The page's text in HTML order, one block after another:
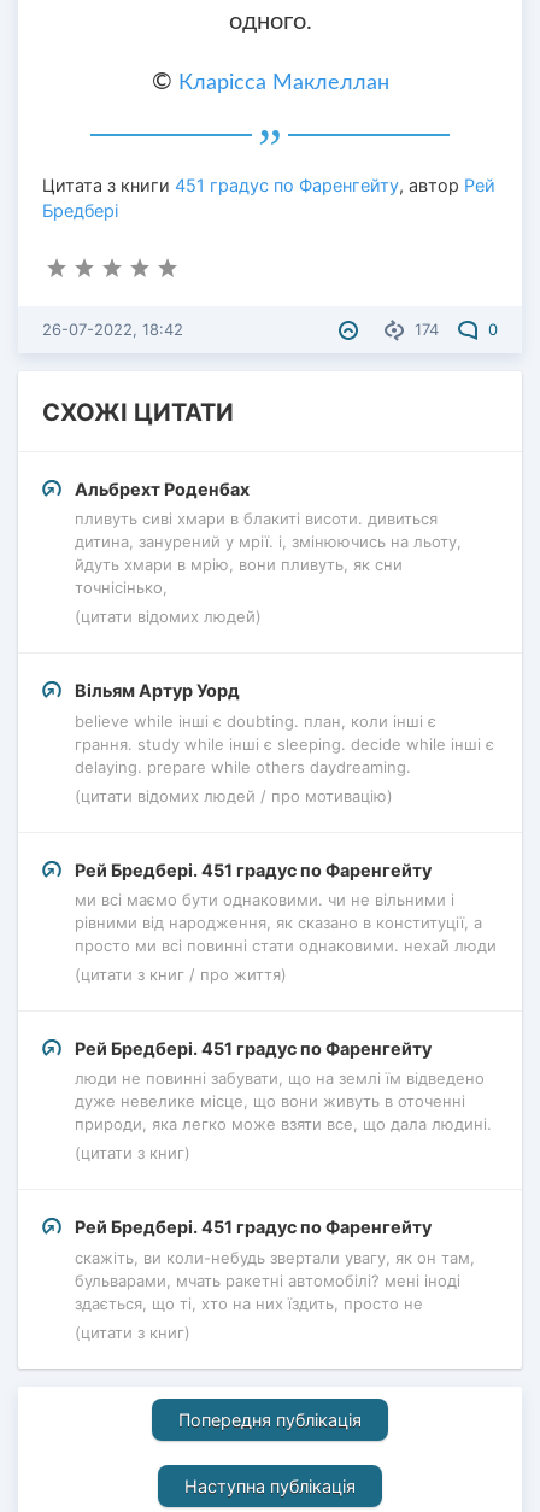
одного.
© Кларісса Маклеллан
Цитата з книги 451 градус по Фаренгейту, автор Рей
Бредбері
174 0
26-07-2022, 18:42
СХОЖІ ЦИТАТИ
Альбрехт Роденбах
пливуть сиві хмари в блакиті висоти. дивиться
дитина, занурений у мрії. і, змінюючись на льоту,
йдуть хмари в мрію, вони пливуть, як сни
точнісінько,
(цитати відомих людей)
Вільям Артур Уорд
believe while інші є doubting. план, коли інші є
грання. study while інші є sleeping. decide while інші є
delaying. prepare while others daydreaming.
(цитати відомих людей / про мотивацію)
Рей Бредбері. 451 градус по Фаренгейту
ми всі маємо бути однаковими. чи не вільними і
рівними від народження, як сказано в конституції, а
просто ми всі повинні стати однаковими. нехай люди
(цитати з книг / про життя)
Рей Бредбері. 451 градус по Фаренгейту
люди не повинні забувати, що на землі їм відведено
дуже невелике місце, що вони живуть в оточенні
природи, яка легко може взяти все, що дала людині.
(цитати з книг)
Рей Бредбері. 451 градус по Фаренгейту
скажіть, ви коли-небудь звертали увагу, як он там,
бульварами, мчать ракетні автомобілі? мені іноді
здається, що ті, хто на них їздить, просто не
(цитати з книг)
Попередня публікація
Наступна публікація